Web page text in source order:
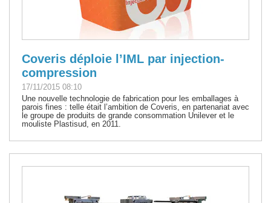
Coveris déploie l’IML par injection-
compression
17/11/2015 08:10
Une nouvelle technologie de fabrication pour les emballages à
parois fines : telle était l’ambition de Coveris, en partenariat avec
le groupe de produits de grande consommation Unilever et le
mouliste Plastisud, en 2011.